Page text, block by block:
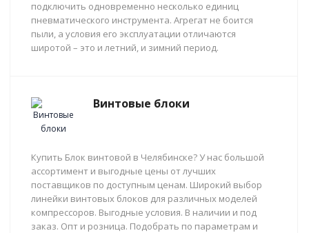
подключить одновременно несколько единиц
пневматического инструмента. Агрегат не боится
пыли, а условия его эксплуатации отличаются
широтой – это и летний, и зимний период.
Винтовые блоки
Купить Блок винтовой в Челябинске? У нас большой
ассортимент и выгодные цены от лучших
поставщиков по доступным ценам. Широкий выбор
линейки винтовых блоков для различных моделей
компрессоров. Выгодные условия. В наличии и под
заказ. Опт и розница. Подобрать по параметрам и